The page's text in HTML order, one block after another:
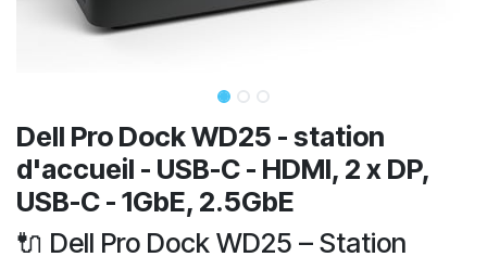
Dell Pro Dock WD25 - station
d'accueil - USB-C - HDMI, 2 x DP,
USB-C - 1GbE, 2.5GbE
🔌 Dell Pro Dock WD25 – Station